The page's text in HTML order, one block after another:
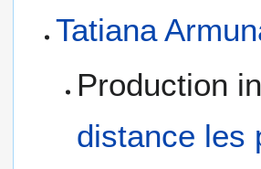
Tatiana
Production
distance les